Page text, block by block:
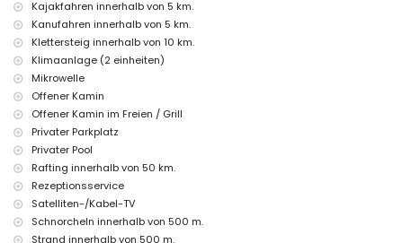
Einrichtungen und Dienstleistungen gegen Aufpreis
Flughafenservice
Zusatzbett und Kinderbett (auf Anfrage)
Unterhaltungs- und Freizeitaktivitäten für Ihren Urlaub in Jávea,
Costa Blanca
Bar (innerhalb von 500 Metern vom Haus)
Diskothek und Promenade (El Arenal) (innerhalb von 5 Kilometern vom
Haus)
Sehenswürdigkeiten und Kultur in Jávea, Costa Blanca
Museum (Histórico de Jávea, Jávea), Kirche (Virgen de Loreto, Puerto,
Jávea), Ruine (Molinos de Viento, Jávea), Denkmal (Pueblo de Jávea,
Jávea), architektonisches Gebäude (Histórico de Jávea, Jávea),
Kajakfahren innerhalb von 5 km.
Kanufahren innerhalb von 5 km.
Klettersteig innerhalb von 10 km.
Klimaanlage (2 einheiten)
Mikrowelle
Offener Kamin
Offener Kamin im Freien / Grill
Privater Parkplatz
Privater Pool
Rafting innerhalb von 50 km.
Rezeptionsservice
Satelliten-/Kabel-TV
Schnorcheln innerhalb von 500 m.
Strand innerhalb von 500 m.